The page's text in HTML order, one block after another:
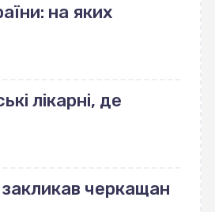
на яких
лікарні, де
черкащан